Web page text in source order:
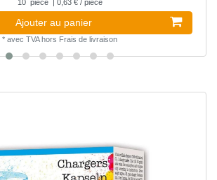
10 pièce | 0,63 € / pièce
Ajouter au panier
* avec TVAhors Frais de livraison